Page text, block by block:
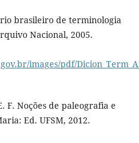
brasileiro de terminologia
Nacional, 2005.
images/pdf/
F. Noções de paleografia e
Ed. UFSM, 2012.